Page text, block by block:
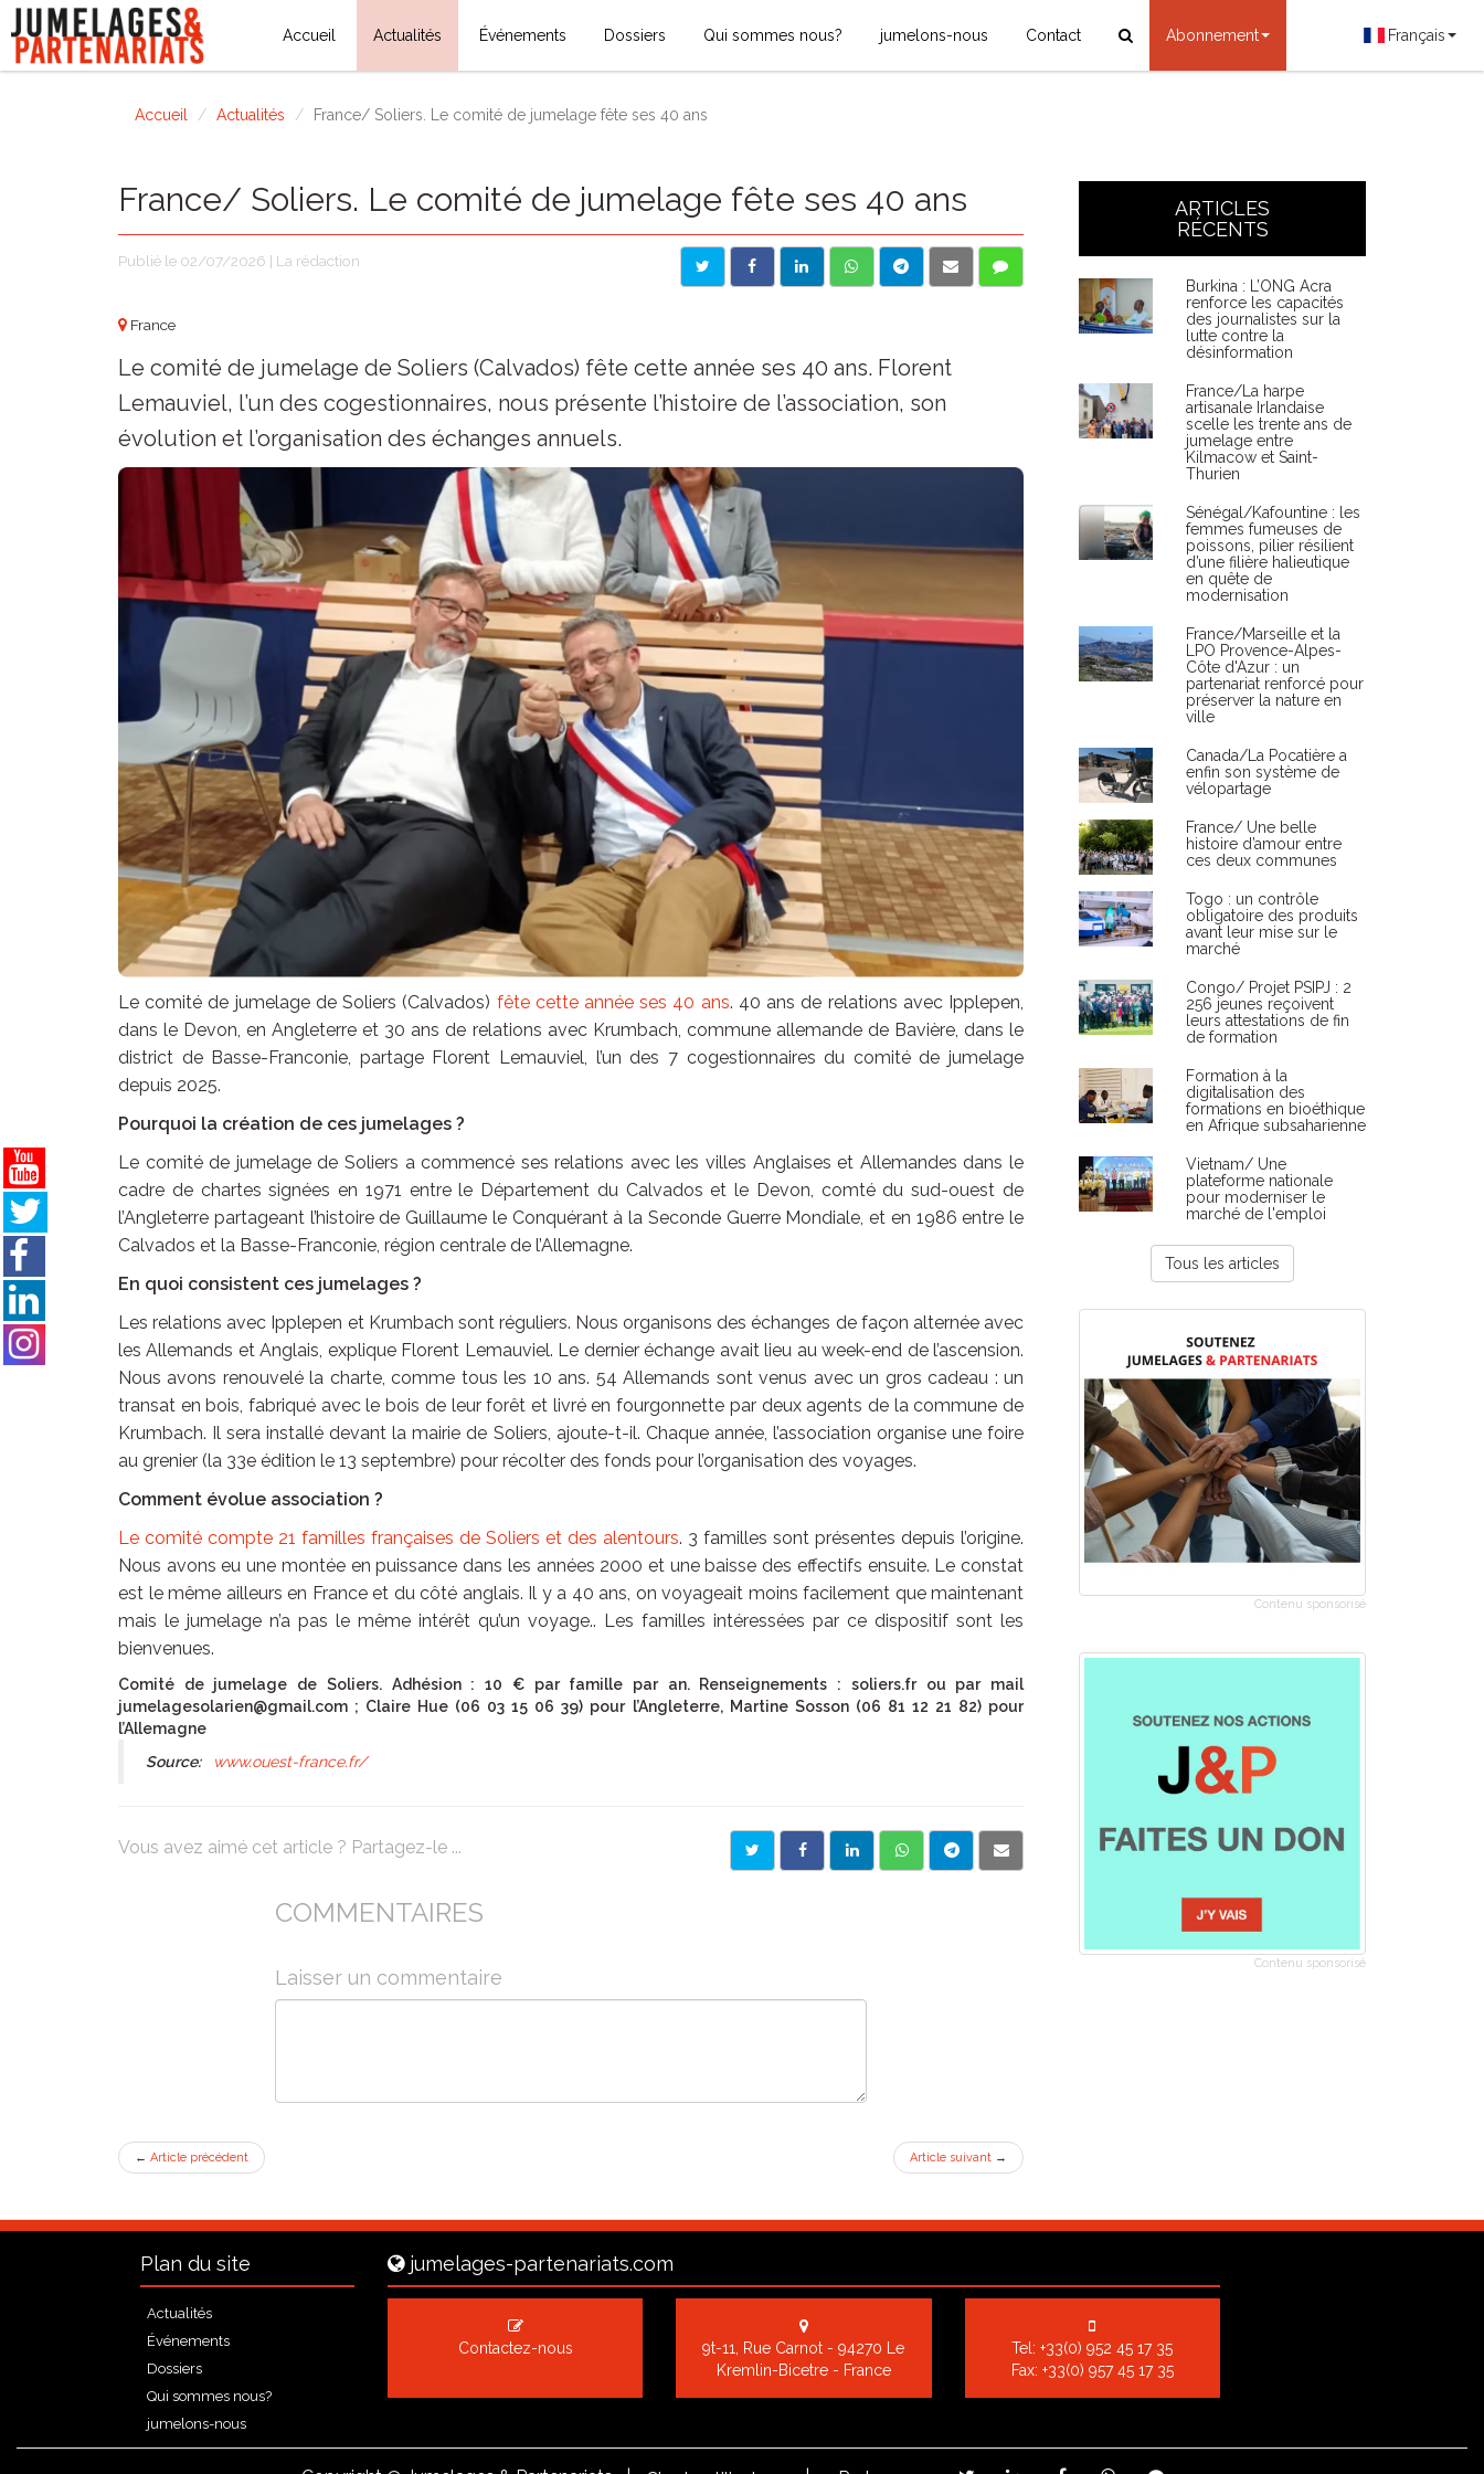
Accueil Actualités Événements Dossiers Qui sommes nous? jumelons-nous Contact Abonnement Français
Accueil Actualités France/ Soliers. Le comité de jumelage fête ses 40 ans
France/ Soliers. Le comité de jumelage fête ses 40 ans
Publié le 02/07/2026 | La rédaction
France
Le comité de jumelage de Soliers (Calvados) fête cette année ses 40 ans. Florent
Lemauviel, l’un des cogestionnaires, nous présente l’histoire de l’association, son
évolution et l’organisation des échanges annuels.
Le comité de jumelage de Soliers (Calvados) fête cette année ses 40 ans. 40 ans de relations avec Ipplepen,
dans le Devon, en Angleterre et 30 ans de relations avec Krumbach, commune allemande de Bavière, dans le
district de Basse-Franconie, partage Florent Lemauviel, l’un des 7 cogestionnaires du comité de jumelage
depuis 2025.
Pourquoi la création de ces jumelages ?
Le comité de jumelage de Soliers a commencé ses relations avec les villes Anglaises et Allemandes dans le
cadre de chartes signées en 1971 entre le Département du Calvados et le Devon, comté du sud-ouest de
l’Angleterre partageant l’histoire de Guillaume le Conquérant à la Seconde Guerre Mondiale, et en 1986 entre le
Calvados et la Basse-Franconie, région centrale de l’Allemagne.
En quoi consistent ces jumelages ?
Les relations avec Ipplepen et Krumbach sont réguliers. Nous organisons des échanges de façon alternée avec
les Allemands et Anglais, explique Florent Lemauviel. Le dernier échange avait lieu au week-end de l’ascension.
Nous avons renouvelé la charte, comme tous les 10 ans. 54 Allemands sont venus avec un gros cadeau : un
transat en bois, fabriqué avec le bois de leur forêt et livré en fourgonnette par deux agents de la commune de
Krumbach. Il sera installé devant la mairie de Soliers, ajoute-t-il. Chaque année, l’association organise une foire
au grenier (la 33e édition le 13 septembre) pour récolter des fonds pour l’organisation des voyages.
Comment évolue association ?
Le comité compte 21 familles françaises de Soliers et des alentours. 3 familles sont présentes depuis l’origine.
Nous avons eu une montée en puissance dans les années 2000 et une baisse des effectifs ensuite. Le constat
est le même ailleurs en France et du côté anglais. Il y a 40 ans, on voyageait moins facilement que maintenant
mais le jumelage n’a pas le même intérêt qu’un voyage.. Les familles intéressées par ce dispositif sont les
bienvenues.
Comité de jumelage de Soliers. Adhésion : 10 € par famille par an. Renseignements : soliers.fr ou par mail
jumelagesolarien@gmail.com ; Claire Hue (06 03 15 06 39) pour l’Angleterre, Martine Sosson (06 81 12 21 82) pour
l’Allemagne
Source:
www.ouest-france.fr/
Vous avez aimé cet article ? Partagez-le ...
COMMENTAIRES
Laisser un commentaire
← Article précédent Article suivant →
ARTICLES
RÉCENTS
Burkina : L’ONG Acra
renforce les capacités
des journalistes sur la
lutte contre la
désinformation
France/La harpe
artisanale Irlandaise
scelle les trente ans de
jumelage entre
Kilmacow et Saint-
Thurien
Sénégal/Kafountine : les
femmes fumeuses de
poissons, pilier résilient
d’une filière halieutique
en quête de
modernisation
France/Marseille et la
LPO Provence-Alpes-
Côte d'Azur : un
partenariat renforcé pour
préserver la nature en
ville
Canada/La Pocatière a
enfin son système de
vélopartage
France/ Une belle
histoire d’amour entre
ces deux communes
Togo : un contrôle
obligatoire des produits
avant leur mise sur le
marché
Congo/ Projet PSIPJ : 2
256 jeunes reçoivent
leurs attestations de fin
de formation
Formation à la
digitalisation des
formations en bioéthique
en Afrique subsaharienne
Vietnam/ Une
plateforme nationale
pour moderniser le
marché de l'emploi
Tous les articles
Contenu sponsorisé
Contenu sponsorisé
Plan du site
Actualités
Événements
Dossiers
Qui sommes nous?
jumelons-nous
jumelages-partenariats.com
Contactez-nous
9t-11, Rue Carnot - 94270 Le
Kremlin-Bicetre - France
Tel:+33(0) 952 45 17 35
Fax: +33(0) 957 45 17 35